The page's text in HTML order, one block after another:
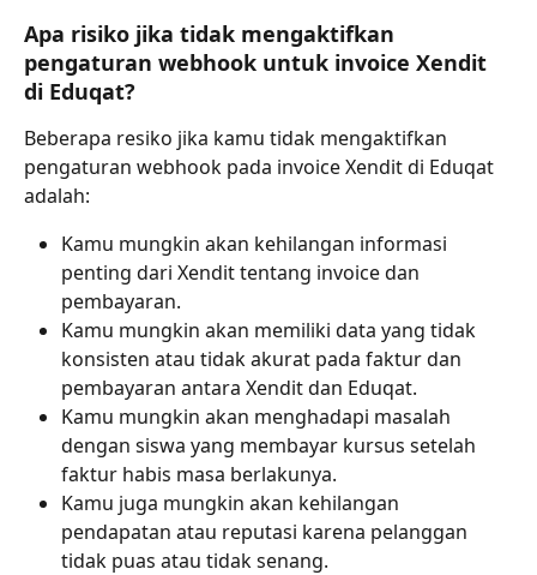
Apa risiko jika tidak mengaktifkan
pengaturan webhook untuk invoice Xendit
di Eduqat?
Beberapa resiko jika kamu tidak mengaktifkan
pengaturan webhook pada invoice Xendit di Eduqat
adalah:
Kamu mungkin akan kehilangan informasi
penting dari Xendit tentang invoice dan
pembayaran.
Kamu mungkin akan memiliki data yang tidak
konsisten atau tidak akurat pada faktur dan
pembayaran antara Xendit dan Eduqat.
Kamu mungkin akan menghadapi masalah
dengan siswa yang membayar kursus setelah
faktur habis masa berlakunya.
Kamu juga mungkin akan kehilangan
pendapatan atau reputasi karena pelanggan
tidak puas atau tidak senang.